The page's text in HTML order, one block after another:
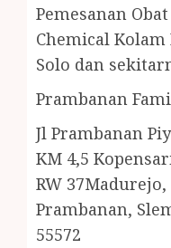
Pemesanan Obat
Chemical Kolam
Solo dan
Prambanan
Jl Prambanan
KM 4,5
RW 37Madurejo,
Prambanan,
55572